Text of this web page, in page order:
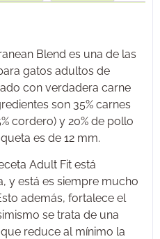
Blend es una de las
gatos adultos de
con verdadera carne
son 35% carnes
cordero) y 20% de pollo
es de 12 mm.
Adult Fit está
y está es siempre mucho
además, fortalece el
se trata de una
reduce al mínimo la